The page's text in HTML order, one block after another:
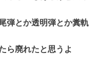
弾とか透明弾とか糞軌
ら廃れたと思うよ